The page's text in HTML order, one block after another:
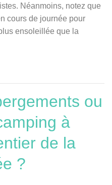
Néanmoins, notez que
cours de journée pour
ensoleillée que la
ou
à
de la
?